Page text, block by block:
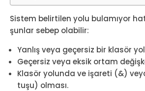
Sistem belirtilen yolu bulamıyor
şunlar sebep olabilir:
Yanlış veya geçersiz bir klasör
Geçersiz veya eksik ortam
Klasör yolunda ve işareti (&)
tuşu) olması.